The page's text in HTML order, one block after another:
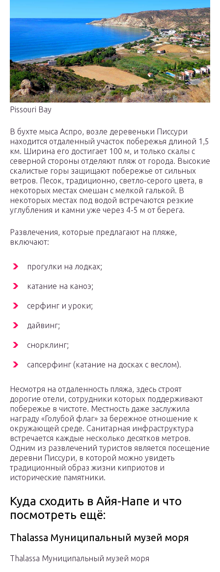
Pissouri Bay
В бухте мыса Аспро, возле деревеньки Писсури
находится отдаленный участок побережья длиной 1,5
км. Ширина его достигает 100 м, и только скалы с
северной стороны отделяют пляж от города. Высокие
скалистые горы защищают побережье от сильных
ветров. Песок, традиционно, светло-серого цвета, в
некоторых местах смешан с мелкой галькой. В
некоторых местах под водой встречаются резкие
углубления и камни уже через 4-5 м от берега.
Развлечения, которые предлагают на пляже,
включают:
прогулки на лодках;
катание на каноэ;
серфинг и уроки;
дайвинг;
снорклинг;
сапсерфинг (катание на досках с веслом).
Несмотря на отдаленность пляжа, здесь строят
дорогие отели, сотрудники которых поддерживают
побережье в чистоте. Местность даже заслужила
награду «Голубой флаг» за бережное отношение к
окружающей среде. Санитарная инфраструктура
встречается каждые несколько десятков метров.
Одним из развлечений туристов является посещение
деревни Писсури, в которой можно увидеть
традиционный образ жизни киприотов и
исторические памятники.
Куда сходить в Айя-Напе и что
посмотреть ещё:
Thalassa Муниципальный музей моря
Thalassa Муниципальный музей моря